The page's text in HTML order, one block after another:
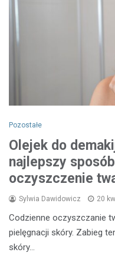
Pozostałe
Olejek do
najlepszy
oczyszczenie
Sylwia Dawidowicz 20
Codzienne oczyszczanie
pielęgnacji skóry. Zabieg
skóry…